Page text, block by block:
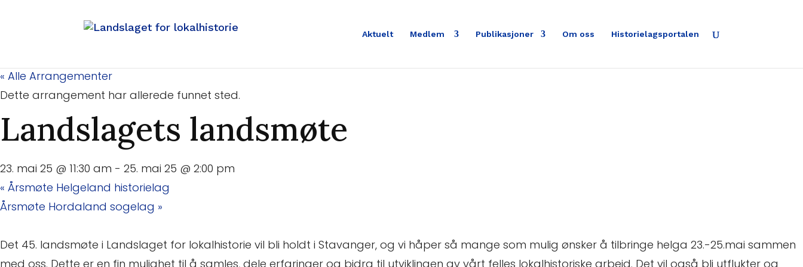
Aktuelt Medlem Publikasjoner Om oss Historielagsportalen
« Alle Arrangementer
Dette arrangement har allerede funnet sted.
Landslagets landsmøte
23. mai 25 @ 11:30 am - 25. mai 25 @ 2:00 pm
« Årsmøte Helgeland historielag
Årsmøte Hordaland sogelag »
Det 45. landsmøte i Landslaget for lokalhistorie vil bli holdt i Stavanger, og vi håper så mange som mulig ønsker å tilbringe helga 23.-25.mai sammen
med oss. Dette er en fin mulighet til å samles, dele erfaringer og bidra til utviklingen av vårt felles lokalhistoriske arbeid. Det vil også bli utflukter og